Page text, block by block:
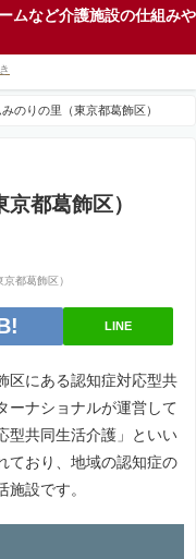
ムなど介護施設の仕組みや
のりの里（東京都葛飾区）
都葛飾区）
LINE
区にある認知症対応型共
ーナショナルが運営して
型共同生活介護」といい
ており、地域の認知症の
設です。